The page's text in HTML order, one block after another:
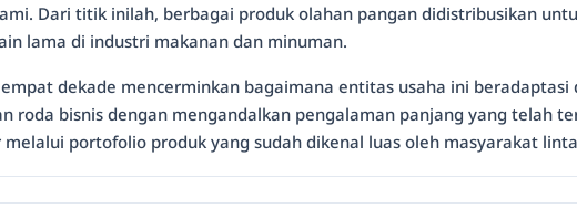
Dari titik inilah, berbagai produk olahan pangan didistribusikan
lama di industri makanan dan minuman.
dekade mencerminkan bagaimana entitas usaha ini
roda bisnis dengan mengandalkan pengalaman panjang yang telah
portofolio produk yang sudah dikenal luas oleh masyarakat